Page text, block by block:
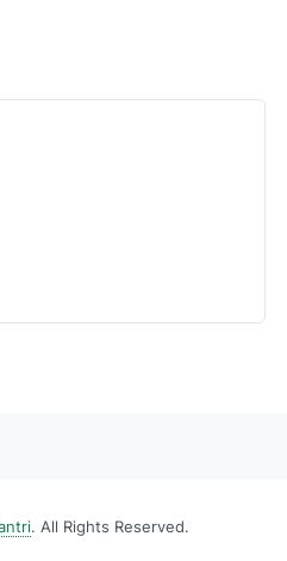
. All Rights Reserved.